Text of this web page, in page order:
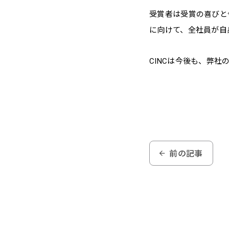
受賞者は受賞の喜び
に向けて、全社員が
CINCは今後も、弊社
前の記事